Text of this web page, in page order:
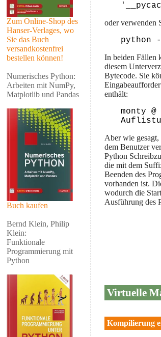
Zum Online-Shop des
Hanser-Verlages, wo
Sie das Buch
versandkostenfrei
bestellen können!
Numerisches Python:
Arbeiten mit NumPy,
Matplotlib und Pandas
Buch kaufen
Bernd Klein, Philip
Klein:
Funktionale
Programmierung mit
Python
oder verwenden
In beiden Fällen
diesem
Bytecode. Sie
enthält:
monty
Aber wie
dem Benutzer
Python
die mit dem
Beenden des
vorhanden ist.
wodurch die
Ausführung des
Virtuelle
Kompilierung